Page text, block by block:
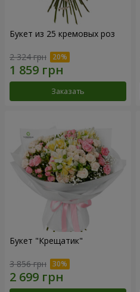
Букет из 25 кремовых роз
2 324 грн
Заказать
Букет "Крещатик"
3 856 грн